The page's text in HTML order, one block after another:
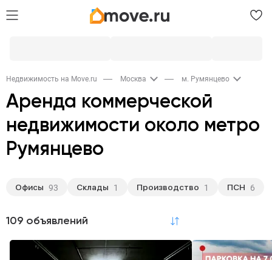
Недвижимость на Move.ru Москва м. Румянцево
Аренда коммерческой
недвижимости около метро
Румянцево
Офисы 93 Склады 1 Производство 1 ПСН 6
109 объявлений